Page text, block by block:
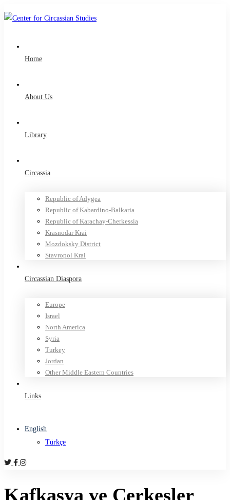
Home
About Us
Library
Circassia
Republic of Adygea
Republic of Kabardino-Balkaria
Republic of Karachay-Cherkessia
Krasnodar Krai
Mozdoksky District
Stavropol Krai
Circassian Diaspora
Europe
Israel
North America
Syria
Turkey
Jordan
Other Middle Eastern Countries
Links
English
Türkçe
Kafkasya ve Çerkesler